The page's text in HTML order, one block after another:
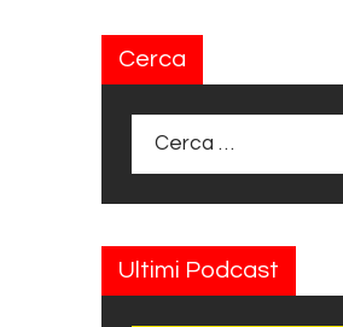
Cerca
Ultimi Podcast